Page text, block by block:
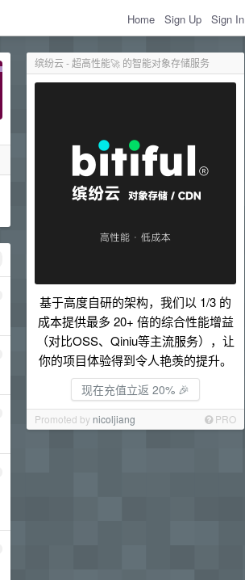
Home Sign Up Sign In
缤纷云 - 超高性能🚀 的智能对象存储服务
基于高度自研的架构，我们以 1/3 的
成本提供最多 20+ 倍的综合性能增益
（对比OSS、Qiniu等主流服务），让
你的项目体验得到令人艳羡的提升。
现在充值立返 20% 🎉
Promoted by nicoljiang PRO